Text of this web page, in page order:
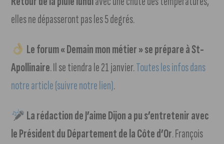
elles ne dépasseront pas les 5 degrés.
Le forum « Demain mon métier » se prépare à St-
Apollinaire. Il se tiendra le 21 janvier.Toutes les infos dans
notre article (suivre notre lien).
La rédaction de J’aime Dijon a pu s’entretenir avec
le Président du Département de la Côte d’Or. François